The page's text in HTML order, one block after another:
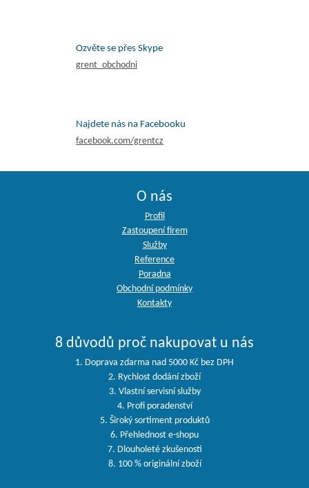
Ozvěte se přes Skype
grent_obchodni
Najdete nás na Facebooku
facebook.com/grentcz
O nás
Profil
Zastoupení firem
Služby
Reference
Poradna
Obchodní podmínky
Kontakty
8 důvodů proč nakupovat u nás
1. Doprava zdarma nad 5000 Kč bez DPH
2. Rychlost dodání zboží
3. Vlastní servisní služby
4. Profi poradenství
5. Široký sortiment produktů
6. Přehlednost e-shopu
7. Dlouholeté zkušenosti
8. 100 % originální zboží